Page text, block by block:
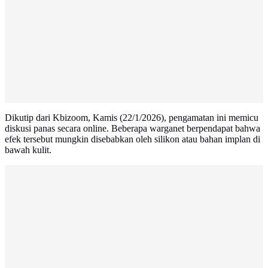
Dikutip dari Kbizoom, Kamis (22/1/2026), pengamatan ini memicu
diskusi panas secara online. Beberapa warganet berpendapat bahwa
efek tersebut mungkin disebabkan oleh silikon atau bahan implan di
bawah kulit.